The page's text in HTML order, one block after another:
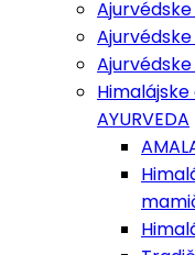
Ajurvédske
Ajurvédske
Himalájske
AYURVEDA